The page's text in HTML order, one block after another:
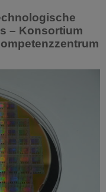
– Konsortium